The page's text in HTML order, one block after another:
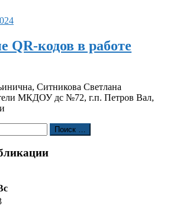
QR-кодов в работе
Ситникова Светлана
МКДОУ дс №72, г.п. Петров Вал,
Поиск …